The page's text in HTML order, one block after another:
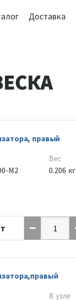
Доставка
правый
M2
Вес
0.206 кг
В узле